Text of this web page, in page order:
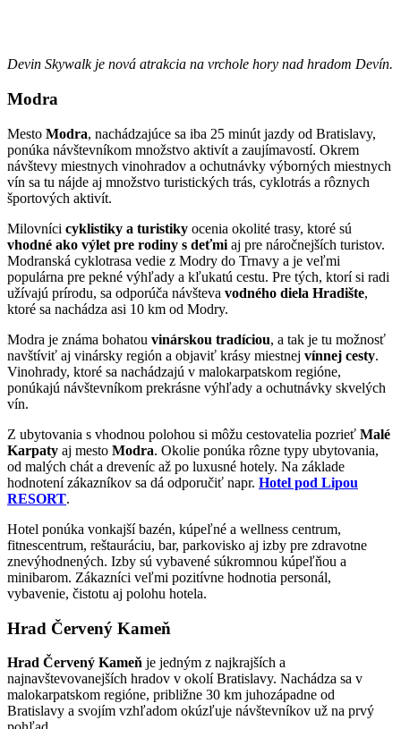
Devin Skywalk je nová atrakcia na vrchole hory nad hradom Devín.
Modra
Mesto Modra, nachádzajúce sa iba 25 minút jazdy od Bratislavy,
ponúka návštevníkom množstvo aktivít a zaujímavostí. Okrem
návštevy miestnych vinohradov a ochutnávky výborných miestnych
vín sa tu nájde aj množstvo turistických trás, cyklotrás a rôznych
športových aktivít.
Milovníci cyklistiky a turistiky ocenia okolité trasy, ktoré sú
vhodné ako výlet pre rodiny s deťmi aj pre náročnejších turistov.
Modranská cyklotrasa vedie z Modry do Trnavy a je veľmi
populárna pre pekné výhľady a kľukatú cestu. Pre tých, ktorí si radi
užívajú prírodu, sa odporúča návšteva vodného diela Hradište,
ktoré sa nachádza asi 10 km od Modry.
Modra je známa bohatou vinárskou tradíciou, a tak je tu možnosť
navštíviť aj vinársky región a objaviť krásy miestnej vínnej cesty.
Vinohrady, ktoré sa nachádzajú v malokarpatskom regióne,
ponúkajú návštevníkom prekrásne výhľady a ochutnávky skvelých
vín.
Z ubytovania s vhodnou polohou si môžu cestovatelia pozrieť Malé
Karpaty aj mesto Modra. Okolie ponúka rôzne typy ubytovania,
od malých chát a dreveníc až po luxusné hotely. Na základe
hodnotení zákazníkov sa dá odporučiť napr. Hotel pod Lipou
RESORT.
Hotel ponúka vonkajší bazén, kúpeľné a wellness centrum,
fitnescentrum, reštauráciu, bar, parkovisko aj izby pre zdravotne
znevýhodnených. Izby sú vybavené súkromnou kúpeľňou a
minibarom. Zákazníci veľmi pozitívne hodnotia personál,
vybavenie, čistotu aj polohu hotela.
Hrad Červený Kameň
Hrad Červený Kameň je jedným z najkrajších a
najnavštevovanejších hradov v okolí Bratislavy. Nachádza sa v
malokarpatskom regióne, približne 30 km juhozápadne od
Bratislavy a svojím vzhľadom okúzľuje návštevníkov už na prvý